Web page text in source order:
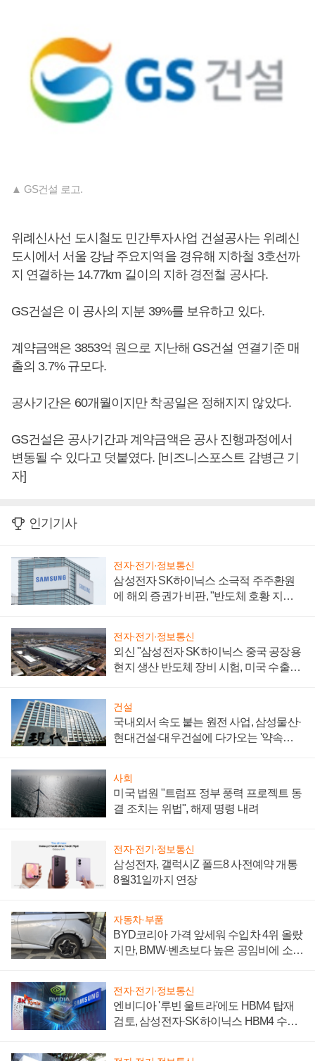
▲ GS건설 로고.
위례신사선 도시철도 민간투자사업 건설공사는 위례신
도시에서 서울 강남 주요지역을 경유해 지하철 3호선까
지 연결하는 14.77km 길이의 지하 경전철 공사다.
GS건설은 이 공사의 지분 39%를 보유하고 있다.
계약금액은 3853억 원으로 지난해 GS건설 연결기준 매
출의 3.7% 규모다.
공사기간은 60개월이지만 착공일은 정해지지 않았다.
GS건설은 공사기간과 계약금액은 공사 진행과정에서
변동될 수 있다고 덧붙였다. [비즈니스포스트 감병근 기
자]
인기기사
전자·전기·정보통신
삼성전자 SK하이닉스 소극적 주주환원
에 해외 증권가 비판, "반도체 호황 지속
전자·전기·정보통신
외신 "삼성전자 SK하이닉스 중국 공장용
현지 생산 반도체 장비 시험, 미국 수출통
건설
국내외서 속도 붙는 원전 사업, 삼성물산·
현대건설·대우건설에 다가오는 '약속의
사회
미국 법원 "트럼프 정부 풍력 프로젝트 동
결 조치는 위법", 해제 명령 내려
전자·전기·정보통신
삼성전자, 갤럭시Z 폴드8 사전예약 개통
8월31일까지 연장
자동차·부품
BYD코리아 가격 앞세워 수입차 4위 올랐
지만, BMW·벤츠보다 높은 공임비에 소비
전자·전기·정보통신
엔비디아 '루빈 울트라'에도 HBM4 탑재
검토, 삼성전자·SK하이닉스 HBM4 수율